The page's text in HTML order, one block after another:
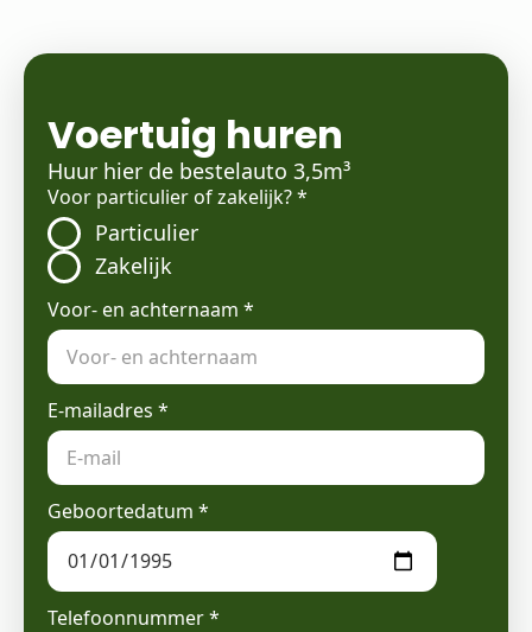
Voertuig huren
Huur hier de bestelauto 3,5m³
Voor particulier of zakelijk?*
Particulier
Zakelijk
Voor- en achternaam *
E-mailadres *
Geboortedatum *
Telefoonnummer*